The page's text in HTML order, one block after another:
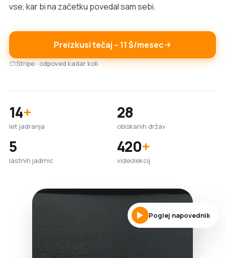
vse, kar bi na začetku povedal sam sebi.
Preizkusi tečaj – 11 $/mesec
Stripe · odpoved kadar koli
14+
let jadranja
28
obiskanih držav
5
lastnih jadrnic
420+
videolekcij
Poglej napovednik